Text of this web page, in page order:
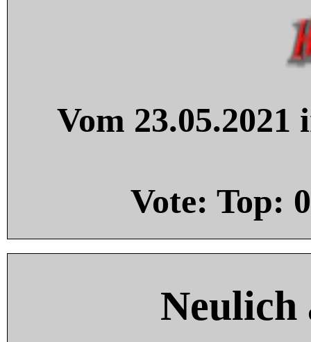
Vom
Vote: Top: 0
Neulich